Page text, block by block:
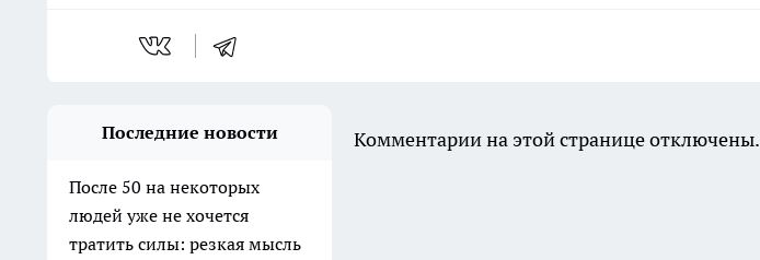
Последние новости
После 50 на некоторых
людей уже не хочется
тратить силы: резкая мысль
Комментарии на этой странице отключены.